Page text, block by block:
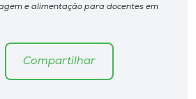
e alimentação para docentes em
Compartilhar